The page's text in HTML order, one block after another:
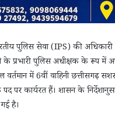
पुलिस सेवा (IPS) की अधिकारी
के प्रभारी पुलिस अधीक्षक के रूप में
वर्तमान में 6वीं वाहिनी छत्तीसगढ़
पर कार्यरत हैं। शासन के
है।